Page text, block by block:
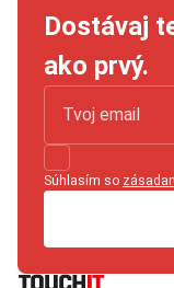
Dostávaj
ako prvý.
Súhlasím so